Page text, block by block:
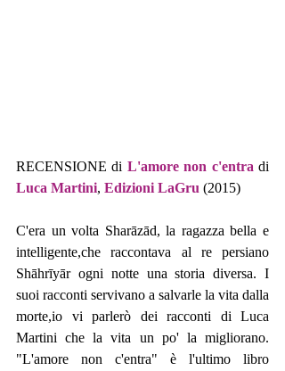
RECENSIONE di L'amore non c'entra
Luca Martini, Edizioni LaGru (2015)
C'era un volta Sharāzād, la ragazza bella e
intelligente,che raccontava al re persiano
Shāhrīyār ogni notte una storia diversa. I
suoi racconti servivano a salvarle la vita dalla
morte,io vi parlerò dei racconti di Luca
Martini che la vita un po' la migliorano.
"L'amore non c'entra" è l'ultimo libro